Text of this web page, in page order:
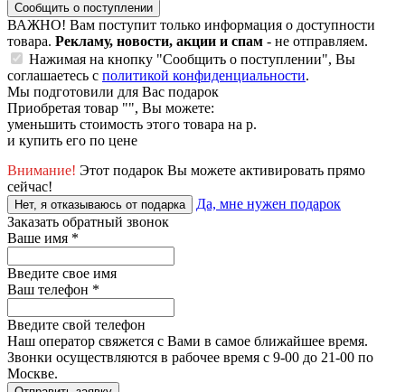
Сообщить о поступлении
ВАЖНО! Вам поступит только информация о доступности
товара. Рекламу, новости, акции и спам - не отправляем.
Нажимая на кнопку "Сообщить о поступлении", Вы
соглашаетесь с политикой конфиденциальности.
Мы подготовили для Вас подарок
Приобретая товар "", Вы можете:
уменьшить стоимость этого товара на р.
и купить его по цене
Внимание! Этот подарок Вы можете активировать прямо
сейчас!
Нет, я отказываюсь от подарка
Да, мне нужен подарок
Заказать обратный звонок
Ваше имя *
Введите свое имя
Ваш телефон *
Введите свой телефон
Наш оператор свяжется с Вами в самое ближайшее время.
Звонки осуществляются в рабочее время с 9-00 до 21-00 по
Москве.